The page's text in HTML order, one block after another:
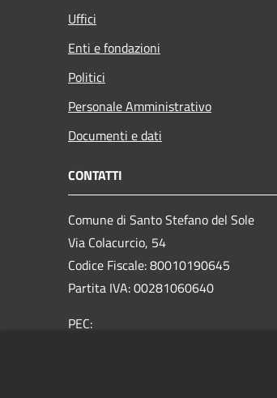
Uffici
Enti e fondazioni
Politici
Personale Amministrativo
Documenti e dati
CONTATTI
Comune di Santo Stefano del Sole
Via Colacurcio, 54
Codice Fiscale: 80010190645
Partita IVA: 00281060640
PEC: